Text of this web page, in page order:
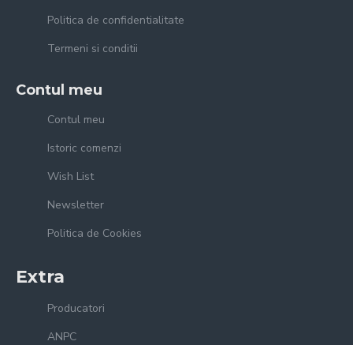
Politica de confidentialitate
Termeni si conditii
Contul meu
Contul meu
Istoric comenzi
Wish List
Newsletter
Politica de Cookies
Extra
Producatori
ANPC